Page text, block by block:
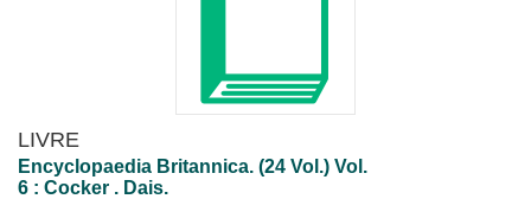
LIVRE
Encyclopaedia Britannica. (24 Vol.) Vol.
6 : Cocker . Dais.